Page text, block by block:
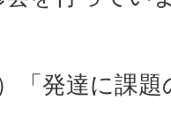
「発達に課